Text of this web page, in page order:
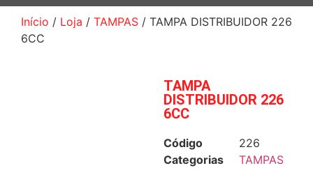
Início / Loja / TAMPAS / TAMPA DISTRIBUIDOR 226
6CC
TAMPA
DISTRIBUIDOR 226
6CC
Código
226
Categorias
TAMPAS